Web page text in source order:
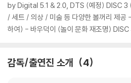
“소극을 할 때마다 누가 작살이 나니 살 떨
왕이 중신 중 한 명을 웃지 않는다는 이유로
by Digital 5.1 & 2.0, DTS (예정) DISC 3
/ 세트 / 의상 / 미술 등 다양한 볼꺼리 제공
하여) - 바우덕이 (놀이 문화 재조명)
감독/출연진 소개 4